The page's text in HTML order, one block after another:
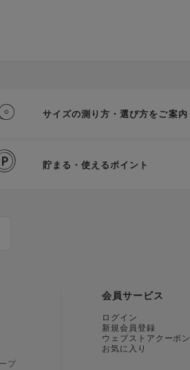
サイズの測り方・選び方をご案内
貯まる・使えるポイント
プ
会員サービス
ログイン
新規会員登録
ウェブストアクーポン
お気に入り